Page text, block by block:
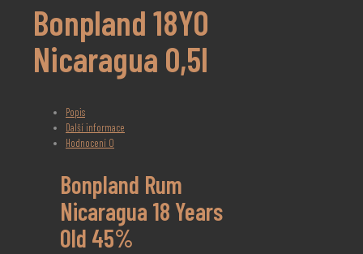
Bonpland 18YO
Nicaragua 0,5l
Popis
Další informace
Hodnocení 0
Bonpland Rum
Nicaragua 18 Years
Old 45%